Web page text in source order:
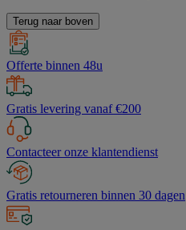
Terug naar boven
Offerte binnen 48u
Gratis levering vanaf €200
Contacteer onze klantendienst
Gratis retourneren binnen 30 dagen